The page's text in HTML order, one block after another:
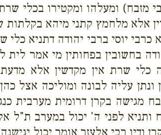
מזבח) ומעלהו ומקטירו בכלי
אלא מלחמץ קתני מיהא
יוסי ברבי יהודה דתניא
בחשובין בפחותין מי אמר
שרת אין מקדשין אלא
עליה לבונה ומוליכה אצל
מגישה בקרן דרומית מערבית
לפני ה' יכול במערב ת"ל